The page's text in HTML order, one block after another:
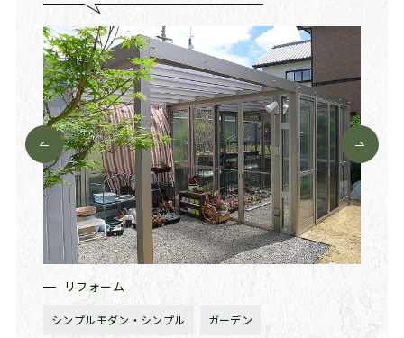
リフォーム
シンプルモダン・シンプル ガーデン